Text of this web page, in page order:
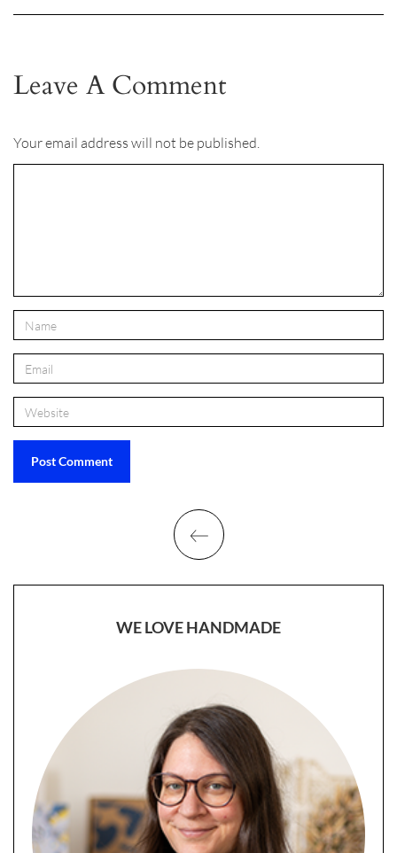
Leave A Comment
Your email address will not be published.
WE LOVE HANDMADE